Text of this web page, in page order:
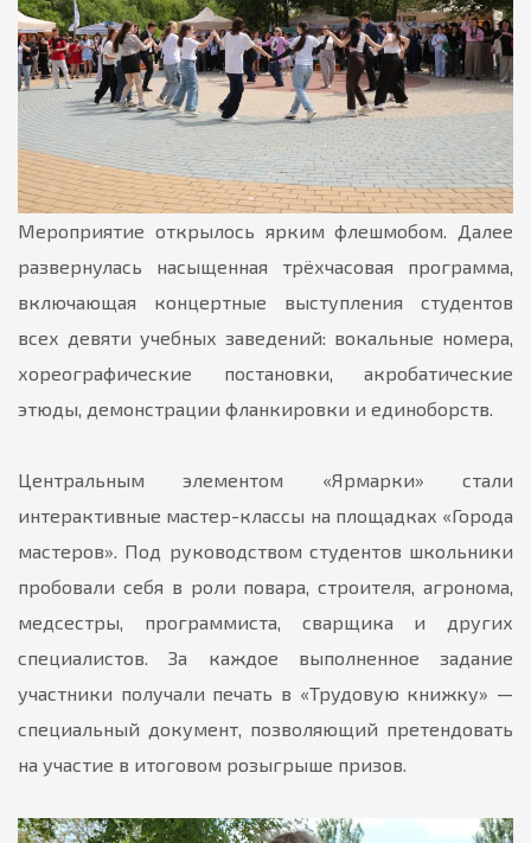
Мероприятие открылось ярким флешмобом. Далее
развернулась насыщенная трёхчасовая программа,
включающая концертные выступления студентов
всех девяти учебных заведений: вокальные номера,
хореографические постановки, акробатические
этюды, демонстрации фланкировки и единоборств.
Центральным элементом «Ярмарки» стали
интерактивные мастер-классы на площадках «Города
мастеров». Под руководством студентов школьники
пробовали себя в роли повара, строителя, агронома,
медсестры, программиста, сварщика и других
специалистов. За каждое выполненное задание
участники получали печать в «Трудовую книжку» —
специальный документ, позволяющий претендовать
на участие в итоговом розыгрыше призов.